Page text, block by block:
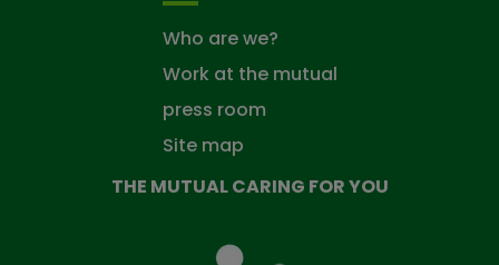
Who are we?
Work at the mutual
press room
Site map
THE MUTUAL CARING FOR YOU
Mutual